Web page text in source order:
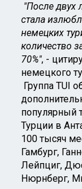
"После двух
стала
немецких
количество
70%", -
немецкого
Группа TUI
популярный
Турции в
100 тысяч
Гамбург,
Лейпциг,
Нюрнберг,